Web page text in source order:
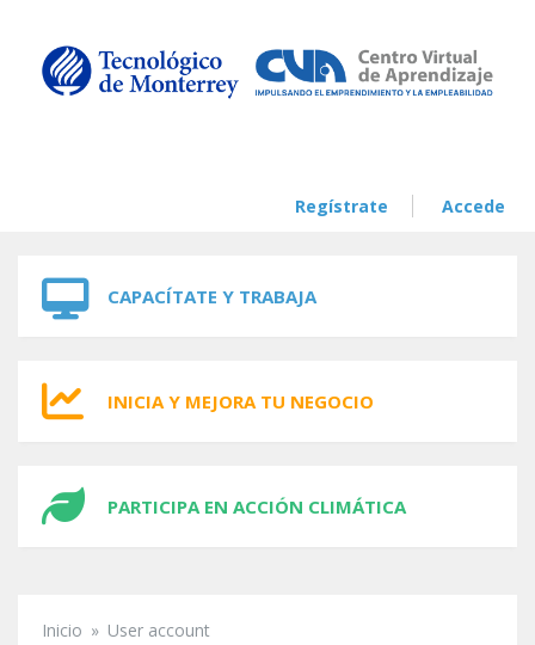
Regístrate Accede
CAPACÍTATE Y TRABAJA
INICIA Y MEJORA TU NEGOCIO
PARTICIPA EN ACCIÓN CLIMÁTICA
Inicio » User account